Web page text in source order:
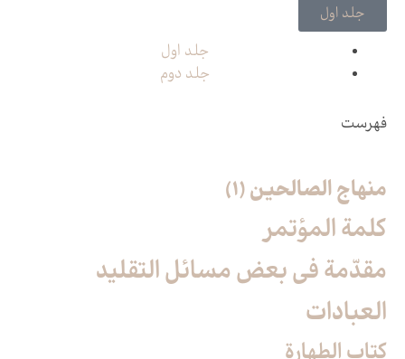
فهرست
جلد اول
جلد اول
جلد دوم
منهاج الصالحین (1)
كلمة المؤتمر
مقدّمة في بعض مسائل التقليد
العبادات‏